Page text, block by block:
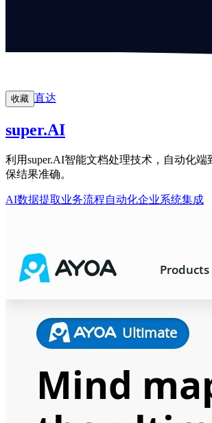
收藏 直达
super.AI
利用super.AI智能文档处理技术，自动化端
保结果准确。
AI数据提取业务流程自动化企业系统集成